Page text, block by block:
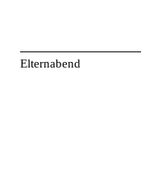
Elternabend